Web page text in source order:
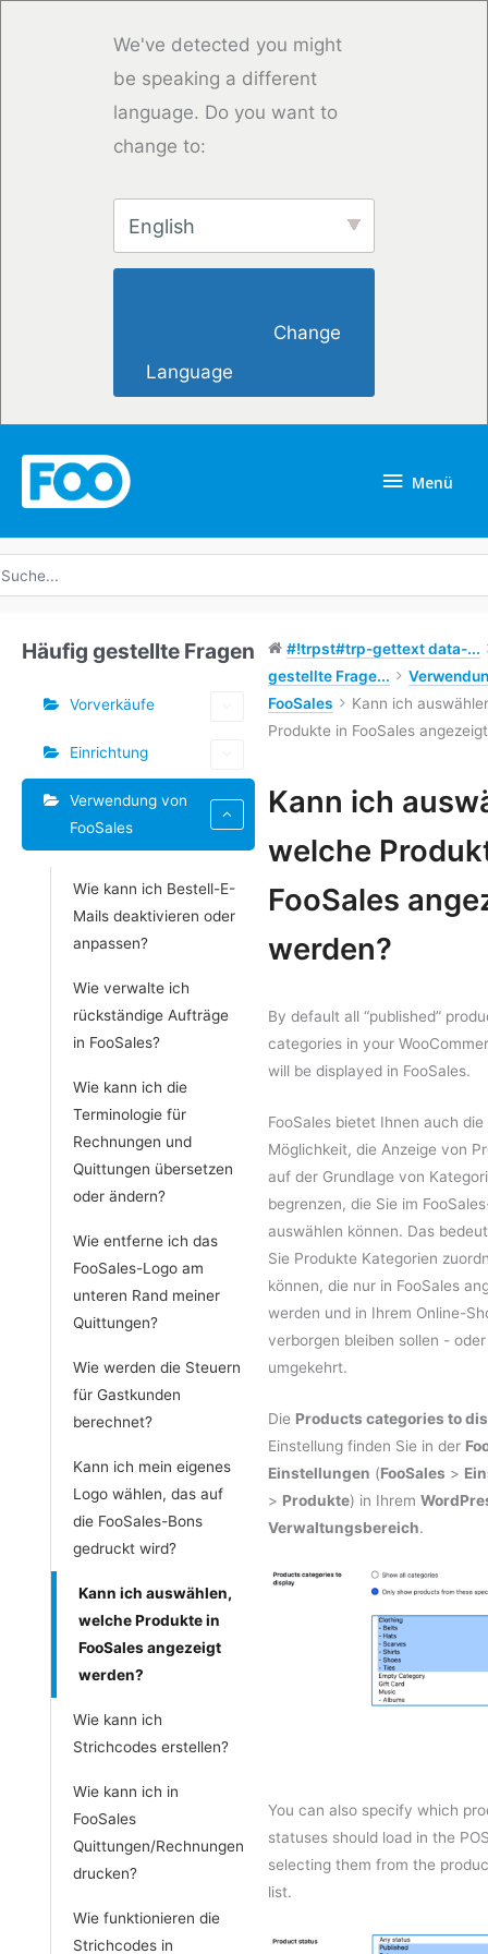
We've detected you might
be speaking a different
language. Do you want to
change to:
English
Language
Menü
Häufig gestellte Fragen
Vorverkäufe
Einrichtung
Verwendung von
FooSales
Wie kann ich Bestell-E-
Mails deaktivieren oder
anpassen?
Wie verwalte ich
rückständige Aufträge
in FooSales?
Wie kann ich die
Terminologie für
Rechnungen und
Quittungen übersetzen
oder ändern?
Wie entferne ich das
FooSales-Logo am
unteren Rand meiner
Quittungen?
Wie werden die Steuern
für Gastkunden
berechnet?
Kann ich mein eigenes
Logo wählen, das auf
die FooSales-Bons
gedruckt wird?
Kann ich auswählen,
welche Produkte in
FooSales angezeigt
werden?
Wie kann ich
Strichcodes erstellen?
Wie kann ich in
FooSales
Quittungen/Rechnungen
drucken?
Wie funktionieren die
Strichcodes in
#!trpst#trp-gettext data-...
gestellte Frage...
FooSales
Kann ich
Produkte in FooSales
Kann ich
welche
FooSales
werden?
By default all “published”
categories in your
will be displayed in FooSales.
FooSales bietet Ihnen auch die
Möglichkeit, die Anzeige von
auf der Grundlage von
begrenzen, die Sie im
auswählen können. Das
Sie Produkte Kategorien
können, die nur in FooSales
werden und in Ihrem Online-
verborgen bleiben sollen - oder
umgekehrt.
Die Products categories to
Einstellung finden Sie in der
Einstellungen (FooSales >
> Produkte) in Ihrem
Verwaltungsbereich.
You can also specify which
statuses should load in the
selecting them from the
list.
Schlagwörter
Navigation